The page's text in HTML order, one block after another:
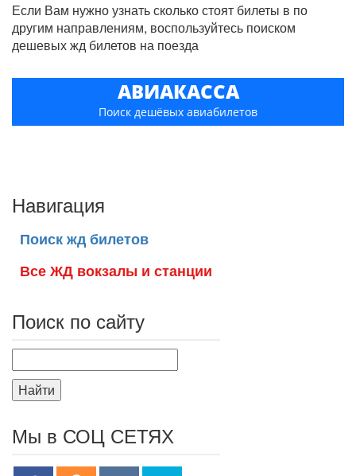
Если Вам нужно узнать сколько стоят билеты в по
другим направлениям, воспользуйтесь поиском
дешевых жд билетов на поезда
АВИАКАССА
Поиск дешёвых авиабилетов
Навигация
Поиск жд билетов
Все ЖД вокзалы и станции
Поиск по сайту
Найти
Мы в СОЦ СЕТЯХ